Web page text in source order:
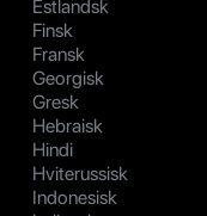
Estlandsk
Finsk
Fransk
Georgisk
Gresk
Hebraisk
Hindi
Hviterussisk
Indonesisk